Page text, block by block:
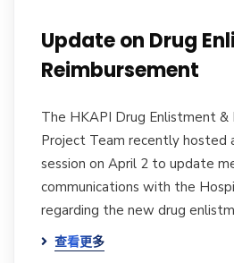
Update on Drug
Reimbursement
The HKAPI Drug Enlistment &
Project Team recently hosted
session on April 2 to update
communications with the
regarding the new drug
查看更多